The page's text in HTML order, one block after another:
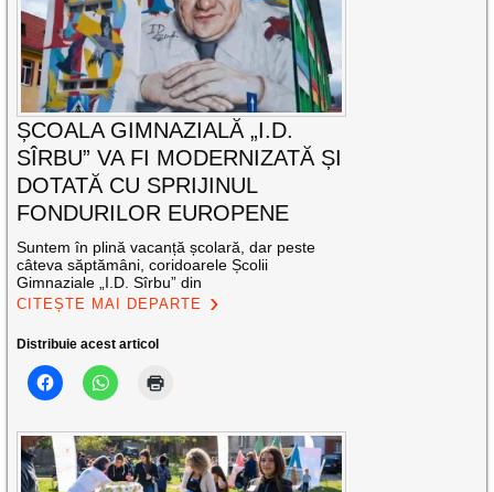
ȘCOALA GIMNAZIALĂ „I.D.
SÎRBU” VA FI MODERNIZATĂ ȘI
DOTATĂ CU SPRIJINUL
FONDURILOR EUROPENE
Suntem în plină vacanță școlară, dar peste
câteva săptămâni, coridoarele Școlii
Gimnaziale „I.D. Sîrbu” din
CITEȘTE MAI DEPARTE
Distribuie acest articol